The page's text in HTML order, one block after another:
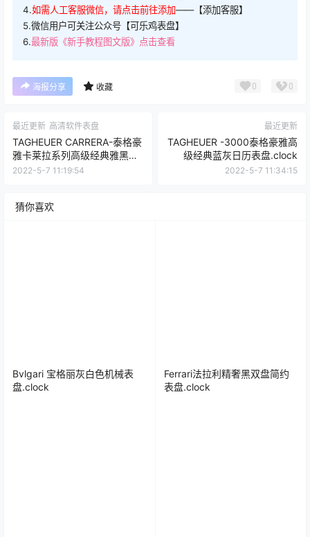
4.如需人工客服微信，请点击前往添加——【添加客服】
5.微信用户可关注公众号【可乐鸡表盘】
6.最新版《新手教程图文版》点击查看
海报分享 收藏 0 0
最近更新 高清软件表盘
TAGHEUER CARRERA-泰格豪
雅卡莱拉系列高级经典雅黑表
盘.clock
2022-5-7 11:19:54
最近更新
TAGHEUER -3000泰格豪雅高
级经典蓝灰日历表盘.clock
2022-5-7 11:34:15
猜你喜欢
Bvlgari 宝格丽灰白色机械表
盘.clock
Ferrari法拉利精奢黑双盘简约
表盘.clock